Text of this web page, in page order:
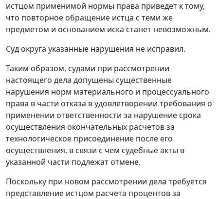
истцом применимой нормы права приведет к тому,
что повторное обращение истца с теми же
предметом и основанием иска станет невозможным.
Суд округа указанные нарушения не исправил.
Таким образом, судами при рассмотрении
настоящего дела допущены существенные
нарушения норм материального и процессуального
права в части отказа в удовлетворении требования о
применении ответственности за нарушение срока
осуществления окончательных расчетов за
технологическое присоединение после его
осуществления, в связи с чем судебные акты в
указанной части подлежат отмене.
Поскольку при новом рассмотрении дела требуется
представление истцом расчета процентов за